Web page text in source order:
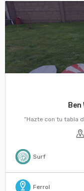
Ben
“Hazte con tu tabla
Surf
Ferrol